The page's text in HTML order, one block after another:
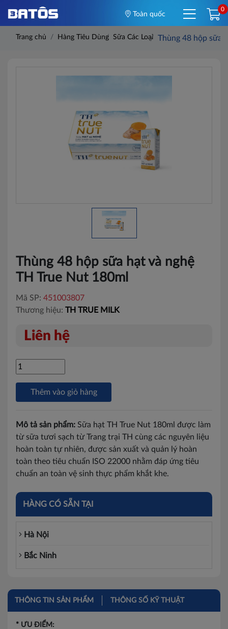
Toàn quốc
0
Trang chủ Hàng Tiêu Dùng Sữa Các Loại Thùng 48 hộp sữa
Thùng 48 hộp sữa hạt và nghệ
TH True Nut 180ml
Mã SP: 451003807
Thương hiệu: TH TRUE MILK
Liên hệ
Thêm vào giỏ hàng
Mô tả sản phẩm: Sữa hạt TH True Nut 180ml được làm
từ sữa tươi sạch từ Trang trại TH cùng các nguyên liệu
hoàn toàn tự nhiên, được sản xuất và quản lý hoàn
toàn theo tiêu chuẩn ISO 22000 nhằm đáp ứng tiêu
chuẩn an toàn vệ sinh thực phẩm khắt khe.
HÀNG CÓ SẴN TẠI
Hà Nội
Bắc Ninh
THÔNG TIN SẢN PHẨM THÔNG SỐ KỸ THUẬT
* ƯU ĐIỂM: